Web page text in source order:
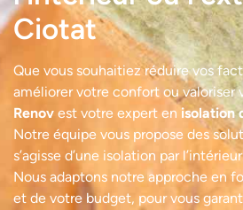
Ciotat
Que vous souhaitiez réduire vos
améliorer votre confort ou valoriser
Renov est votre expert en isolation
Notre équipe vous propose des
s’agisse d’une isolation par
Nous adaptons notre approche en
et de votre budget, pour vous